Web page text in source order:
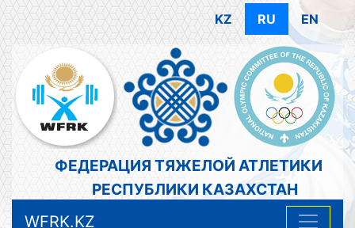
KZ RU EN
ФЕДЕРАЦИЯ ТЯЖЕЛОЙ АТЛЕТИКИ
РЕСПУБЛИКИ КАЗАХСТАН
WFRK.KZ